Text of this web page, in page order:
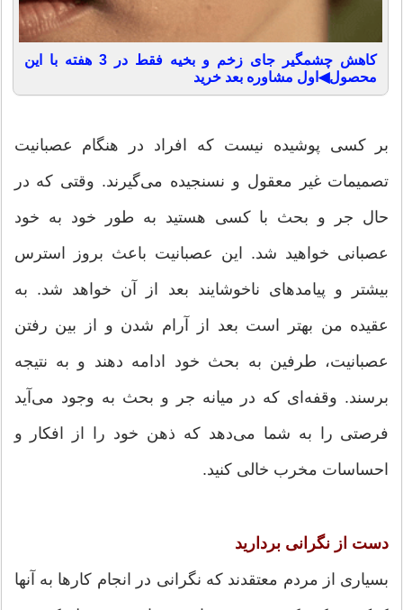
کاهش چشمگیر جای زخم و بخیه فقط در 3 هفته با این
محصول◀اول مشاوره بعد خرید
بر کسی پوشیده نیست که افراد در هنگام عصبانیت
تصمیمات غیر معقول و نسنجیده می‌گیرند. وقتی که در
حال جر و بحث با کسی هستید به طور خود به خود
عصبانی خواهید شد. این عصبانیت باعث بروز استرس
بیشتر و پیامدهای ناخوشایند بعد از آن خواهد شد. به
عقیده من بهتر است بعد از آرام شدن و از بین رفتن
عصبانیت، طرفین به بحث خود ادامه دهند و به نتیجه
برسند. وقفه‌ای که در میانه جر و بحث به وجود می‌آید
فرصتی را به شما می‌دهد که ذهن خود را از افکار و
احساسات مخرب خالی کنید.
دست از نگرانی بردارید
بسیاری از مردم معتقدند که نگرانی در انجام کارها به آنها